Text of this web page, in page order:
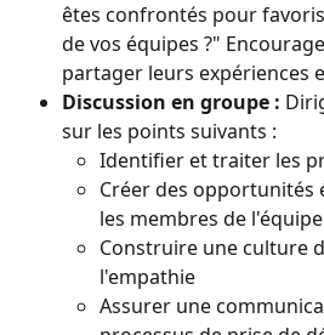
êtes confrontés pour
de vos équipes ?"
partager leurs expériences
Discussion en groupe :
sur les points suivants :
Identifier et traiter les
Créer des opportunités
les membres de l'équipe
Construire une culture
l'empathie
Assurer une